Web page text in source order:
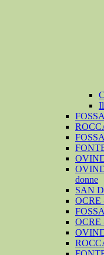
donne
SAN
OCRE